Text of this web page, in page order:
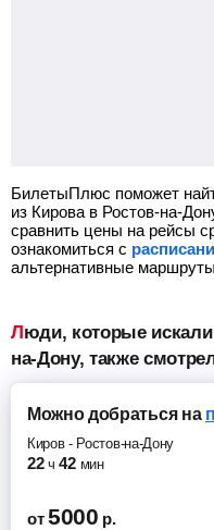
БилетыПлюс поможет
из Кирова в Ростов-на-
сравнить цены на рейсы
ознакомиться с
альтернативные
Люди, которые искали авиабилеты Киров – Ростов-
на-Дону, также
Можно добратьсяна
Киров- Ростов-на-Дону
22 ч 42 мин
от 5000 р.